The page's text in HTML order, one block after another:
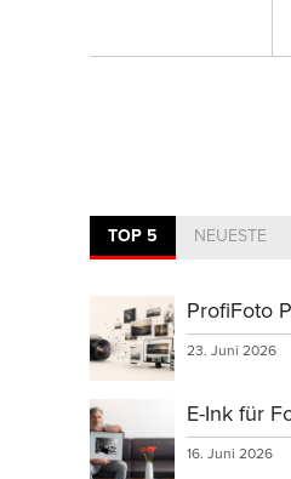
TOP 5 NEUESTE
ProfiFoto
23. Juni 2026
E-Ink für
16. Juni 2026